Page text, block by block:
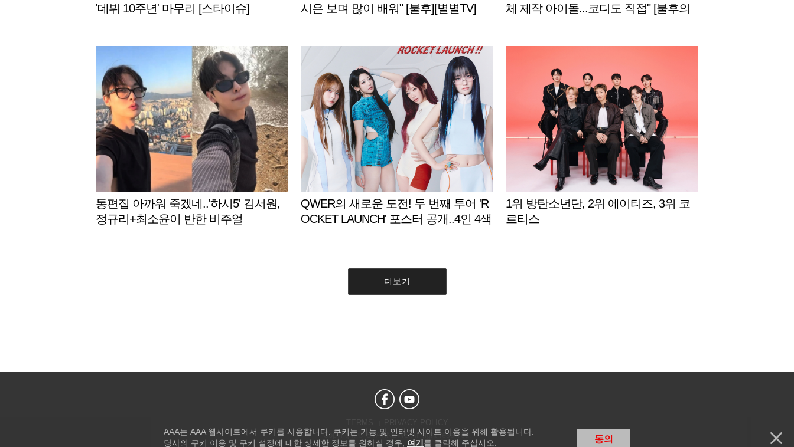
'데뷔 10주년' 마무리 [스타이슈]
시은 보며 많이 배워" [불후][별별TV]
체 제작 아이돌...코디도 직접" [불후의
통편집 아까워 죽겠네..'하시5' 김서원,
정규리+최소윤이 반한 비주얼
QWER의 새로운 도전! 두 번째 투어 'R
OCKET LAUNCH' 포스터 공개..4인 4색
1위 방탄소년단, 2위 에이티즈, 3위 코
르티스
더보기
Copyright © STARNEWS All right reserved.
AAA는 AAA 웹사이트에서 쿠키를 사용합니다. 쿠키는 기능 및 인터넷 사이트 이용을 위해 활용됩니다.
당사의 쿠키 이용 및 쿠키 설정에 대한 상세한 정보를 원하실 경우, 여기 를 클릭해 주십시오. 동의